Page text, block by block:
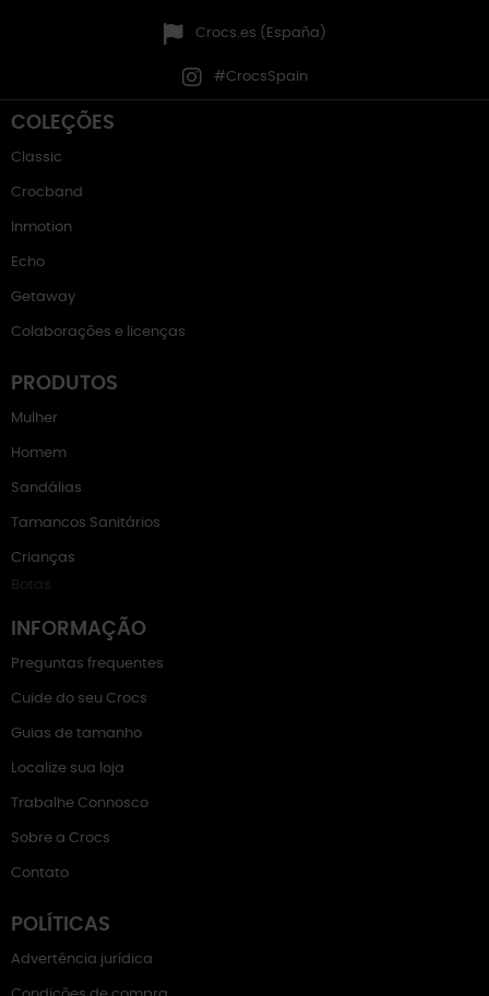
Crocs.es (España)
#CrocsSpain
COLEÇÕES
Classic
Crocband
Inmotion
Echo
Getaway
Colaborações e licenças
PRODUTOS
Mulher
Homem
Sandálias
Tamancos Sanitários
Crianças
Botas
INFORMAÇÃO
Preguntas frequentes
Cuide do seu Crocs
Guias de tamanho
Localize sua loja
Trabalhe Connosco
Sobre a Crocs
Contato
POLÍTICAS
Advertência jurídica